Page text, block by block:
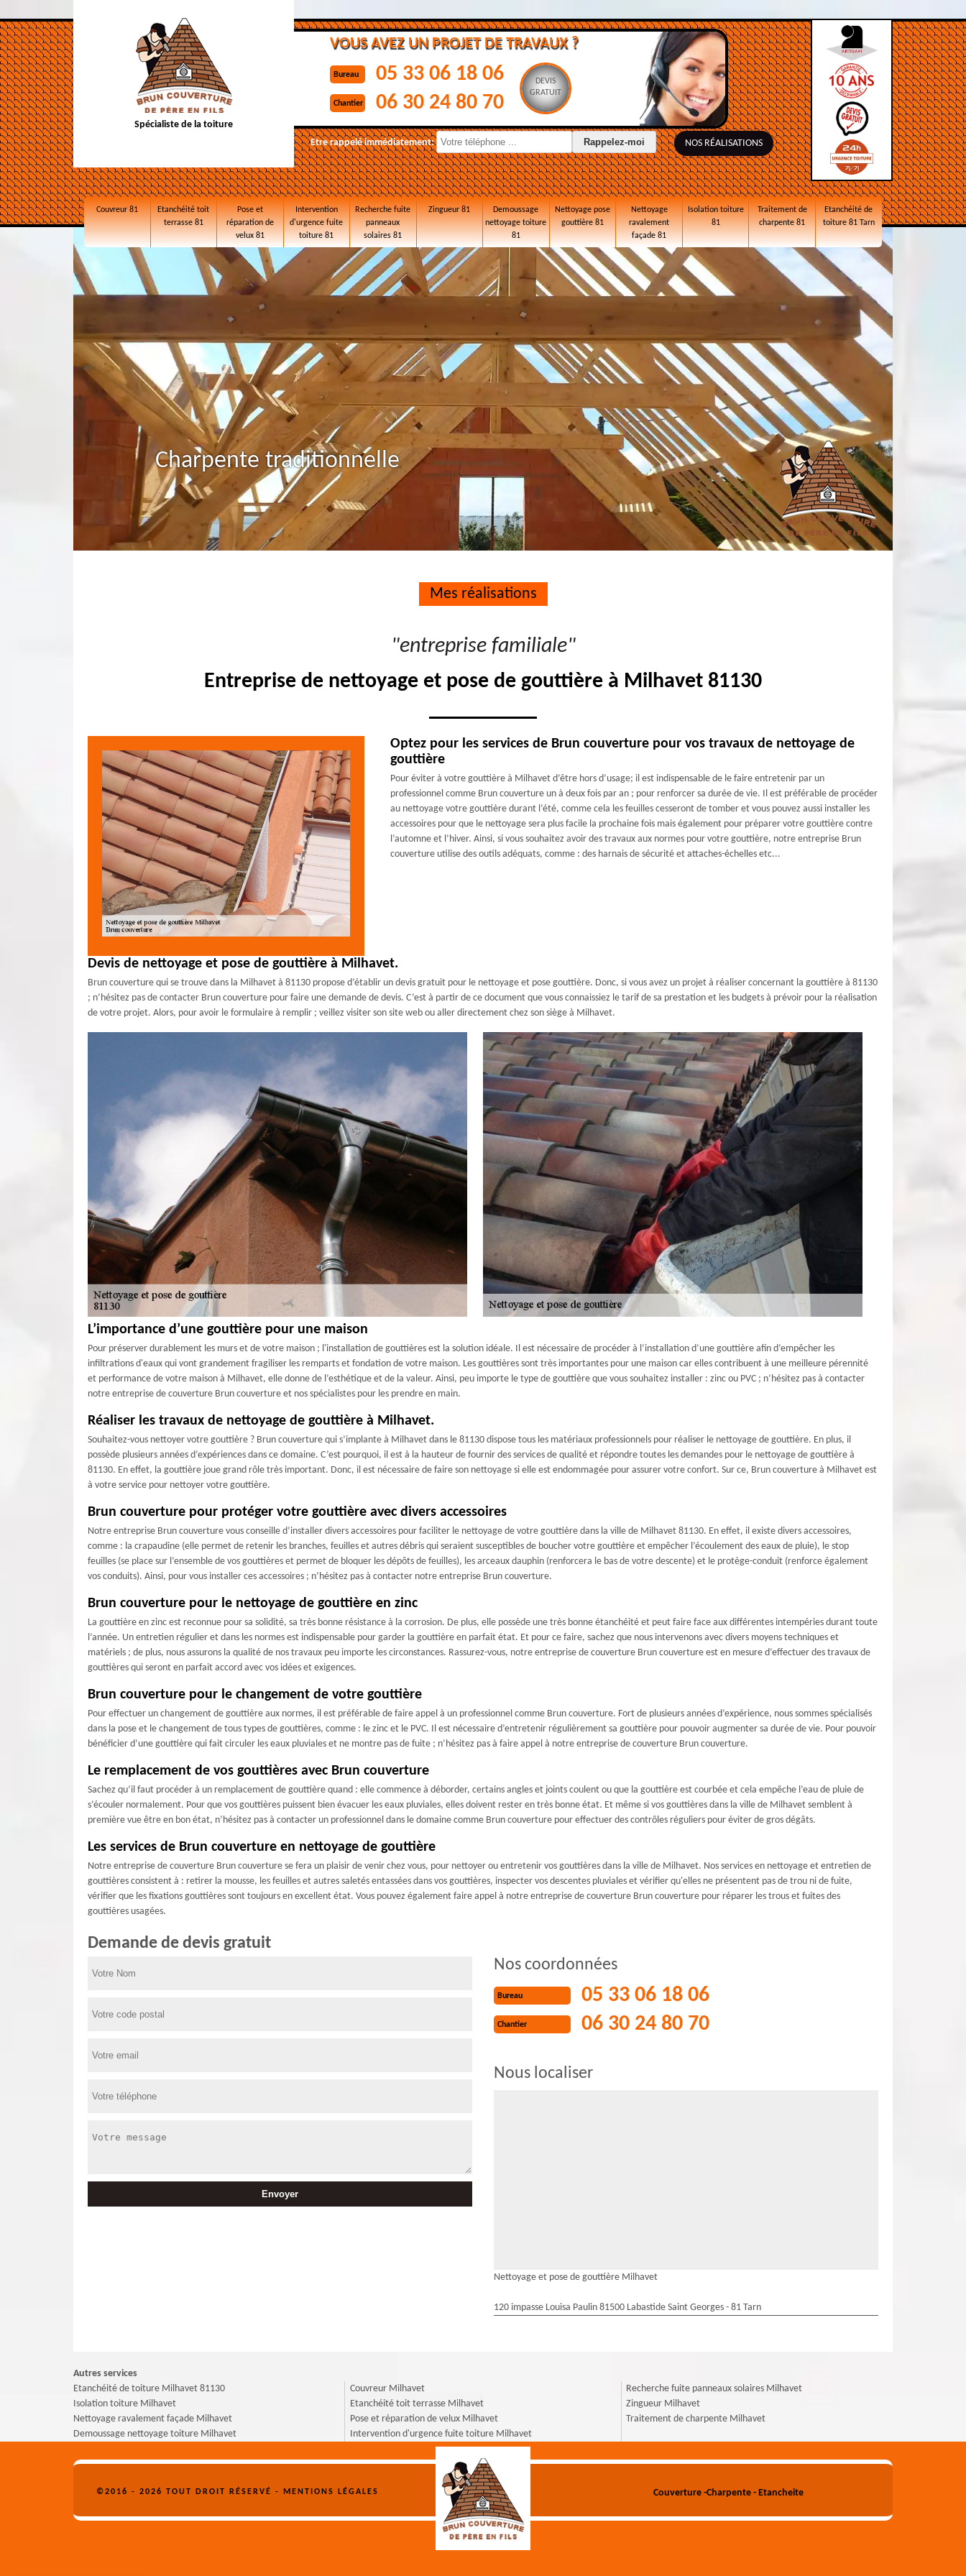
Spécialiste de la toiture
VOUS AVEZ UN PROJET DE TRAVAUX ?
Bureau 05 33 06 18 06
Chantier 06 30 24 80 70
DEVIS
GRATUIT
Etre rappelé immédiatement: NOS RÉALISATIONS
Couvreur 81
Etanchéité toit
terrasse 81
Pose et
réparation de
velux 81
Intervention
d'urgence fuite
toiture 81
Recherche fuite
panneaux
solaires 81
Zingueur 81
Demoussage
nettoyage toiture
81
Nettoyage pose
gouttière 81
Nettoyage
ravalement
façade 81
Isolation toiture
81
Traitement de
charpente 81
Etanchéité de
toiture 81 Tarn
Charpente traditionnelle
Mes réalisations
"entreprise familiale"
Entreprise de nettoyage et pose de gouttière à Milhavet 81130
Optez pour les services de Brun couverture pour vos travaux de nettoyage de
gouttière
Pour éviter à votre gouttière à Milhavet d’être hors d’usage; il est indispensable de le faire entretenir par un
professionnel comme Brun couverture un à deux fois par an ; pour renforcer sa durée de vie. Il est préférable de procéder
au nettoyage votre gouttière durant l’été, comme cela les feuilles cesseront de tomber et vous pouvez aussi installer les
accessoires pour que le nettoyage sera plus facile la prochaine fois mais également pour préparer votre gouttière contre
l’automne et l’hiver. Ainsi, si vous souhaitez avoir des travaux aux normes pour votre gouttière, notre entreprise Brun
couverture utilise des outils adéquats, comme : des harnais de sécurité et attaches-échelles etc...
Devis de nettoyage et pose de gouttière à Milhavet.
Brun couverture qui se trouve dans la Milhavet à 81130 propose d’établir un devis gratuit pour le nettoyage et pose gouttière. Donc, si vous avez un projet à réaliser concernant la gouttière à 81130
; n’hésitez pas de contacter Brun couverture pour faire une demande de devis. C’est à partir de ce document que vous connaissiez le tarif de sa prestation et les budgets à prévoir pour la réalisation
de votre projet. Alors, pour avoir le formulaire à remplir ; veillez visiter son site web ou aller directement chez son siège à Milhavet.
L’importance d’une gouttière pour une maison
Pour préserver durablement les murs et de votre maison ; l'installation de gouttières est la solution idéale. Il est nécessaire de procéder à l’installation d’une gouttière afin d’empêcher les
infiltrations d'eaux qui vont grandement fragiliser les remparts et fondation de votre maison. Les gouttières sont très importantes pour une maison car elles contribuent à une meilleure pérennité
et performance de votre maison à Milhavet, elle donne de l’esthétique et de la valeur. Ainsi, peu importe le type de gouttière que vous souhaitez installer : zinc ou PVC ; n’hésitez pas à contacter
notre entreprise de couverture Brun couverture et nos spécialistes pour les prendre en main.
Réaliser les travaux de nettoyage de gouttière à Milhavet.
Souhaitez-vous nettoyer votre gouttière ? Brun couverture qui s’implante à Milhavet dans le 81130 dispose tous les matériaux professionnels pour réaliser le nettoyage de gouttière. En plus, il
possède plusieurs années d’expériences dans ce domaine. C’est pourquoi, il est à la hauteur de fournir des services de qualité et répondre toutes les demandes pour le nettoyage de gouttière à
81130. En effet, la gouttière joue grand rôle très important. Donc, il est nécessaire de faire son nettoyage si elle est endommagée pour assurer votre confort. Sur ce, Brun couverture à Milhavet est
à votre service pour nettoyer votre gouttière.
Brun couverture pour protéger votre gouttière avec divers accessoires
Notre entreprise Brun couverture vous conseille d’installer divers accessoires pour faciliter le nettoyage de votre gouttière dans la ville de Milhavet 81130. En effet, il existe divers accessoires,
comme : la crapaudine (elle permet de retenir les branches, feuilles et autres débris qui seraient susceptibles de boucher votre gouttière et empêcher l’écoulement des eaux de pluie), le stop
feuilles (se place sur l’ensemble de vos gouttières et permet de bloquer les dépôts de feuilles), les arceaux dauphin (renforcera le bas de votre descente) et le protège-conduit (renforce également
vos conduits). Ainsi, pour vous installer ces accessoires ; n’hésitez pas à contacter notre entreprise Brun couverture.
Brun couverture pour le nettoyage de gouttière en zinc
La gouttière en zinc est reconnue pour sa solidité, sa très bonne résistance à la corrosion. De plus, elle possède une très bonne étanchéité et peut faire face aux différentes intempéries durant toute
l’année. Un entretien régulier et dans les normes est indispensable pour garder la gouttière en parfait état. Et pour ce faire, sachez que nous intervenons avec divers moyens techniques et
matériels ; de plus, nous assurons la qualité de nos travaux peu importe les circonstances. Rassurez-vous, notre entreprise de couverture Brun couverture est en mesure d’effectuer des travaux de
gouttières qui seront en parfait accord avec vos idées et exigences.
Brun couverture pour le changement de votre gouttière
Pour effectuer un changement de gouttière aux normes, il est préférable de faire appel à un professionnel comme Brun couverture. Fort de plusieurs années d’expérience, nous sommes spécialisés
dans la pose et le changement de tous types de gouttières, comme : le zinc et le PVC. Il est nécessaire d’entretenir régulièrement sa gouttière pour pouvoir augmenter sa durée de vie. Pour pouvoir
bénéficier d’une gouttière qui fait circuler les eaux pluviales et ne montre pas de fuite ; n’hésitez pas à faire appel à notre entreprise de couverture Brun couverture.
Le remplacement de vos gouttières avec Brun couverture
Sachez qu’il faut procéder à un remplacement de gouttière quand : elle commence à déborder, certains angles et joints coulent ou que la gouttière est courbée et cela empêche l’eau de pluie de
s’écouler normalement. Pour que vos gouttières puissent bien évacuer les eaux pluviales, elles doivent rester en très bonne état. Et même si vos gouttières dans la ville de Milhavet semblent à
première vue être en bon état, n’hésitez pas à contacter un professionnel dans le domaine comme Brun couverture pour effectuer des contrôles réguliers pour éviter de gros dégâts.
Les services de Brun couverture en nettoyage de gouttière
Notre entreprise de couverture Brun couverture se fera un plaisir de venir chez vous, pour nettoyer ou entretenir vos gouttières dans la ville de Milhavet. Nos services en nettoyage et entretien de
gouttières consistent à : retirer la mousse, les feuilles et autres saletés entassées dans vos gouttières, inspecter vos descentes pluviales et vérifier qu'elles ne présentent pas de trou ni de fuite,
vérifier que les fixations gouttières sont toujours en excellent état. Vous pouvez également faire appel à notre entreprise de couverture Brun couverture pour réparer les trous et fuites des
gouttières usagées.
Demande de devis gratuit
Nos coordonnées
Bureau 05 33 06 18 06
Chantier 06 30 24 80 70
Nous localiser
Nettoyage et pose de gouttière Milhavet
120 impasse Louisa Paulin 81500 Labastide Saint Georges - 81 Tarn
Autres services
Etanchéité de toiture Milhavet 81130
Isolation toiture Milhavet
Nettoyage ravalement façade Milhavet
Demoussage nettoyage toiture Milhavet
Couvreur Milhavet
Etanchéité toit terrasse Milhavet
Pose et réparation de velux Milhavet
Intervention d'urgence fuite toiture Milhavet
Recherche fuite panneaux solaires Milhavet
Zingueur Milhavet
Traitement de charpente Milhavet
©2016 - 2026 TOUT DROIT RÉSERVÉ - MENTIONS LÉGALES Couverture -Charpente - Etancheite